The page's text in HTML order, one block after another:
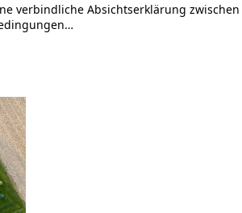
verbindliche Absichtserklärung